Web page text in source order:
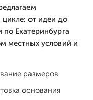
от идеи до
Екатеринбурга
местных условий и
размеров
основания